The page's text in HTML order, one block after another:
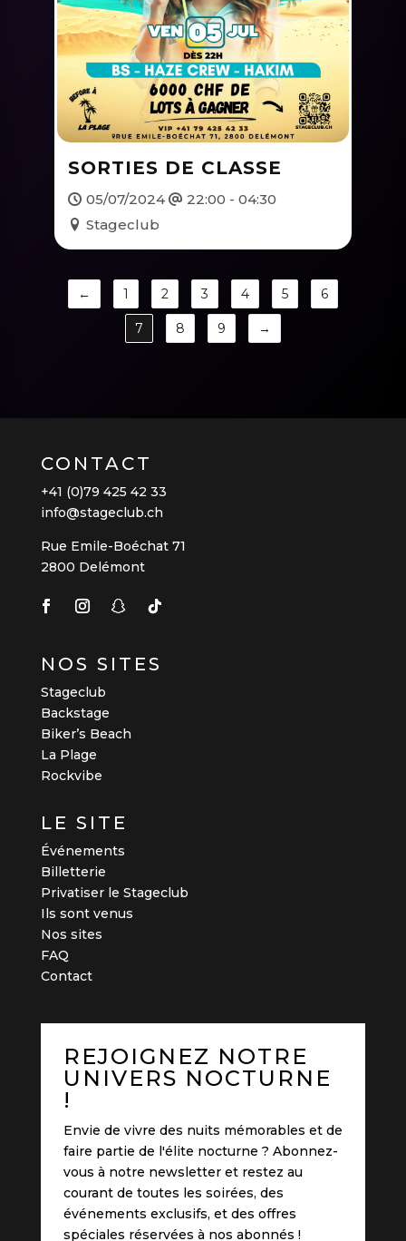
SORTIES DE CLASSE
05/07/2024
22:00 - 04:30
Stageclub
← 1 2 3 4 5 6
7 8 9 →
CONTACT
+41 (0)79 425 42 33
info@stageclub.ch
Rue Emile-Boéchat 71
2800 Delémont
NOS SITES
Stageclub
Backstage
Biker’s Beach
La Plage
Rockvibe
LE SITE
Événements
Billetterie
Privatiser le Stageclub
Ils sont venus
Nos sites
FAQ
Contact
REJOIGNEZ NOTRE
UNIVERS NOCTURNE
!
Envie de vivre des nuits mémorables et de
faire partie de l'élite nocturne ? Abonnez-
vous à notre newsletter et restez au
courant de toutes les soirées, des
événements exclusifs, et des offres
spéciales réservées à nos abonnés !